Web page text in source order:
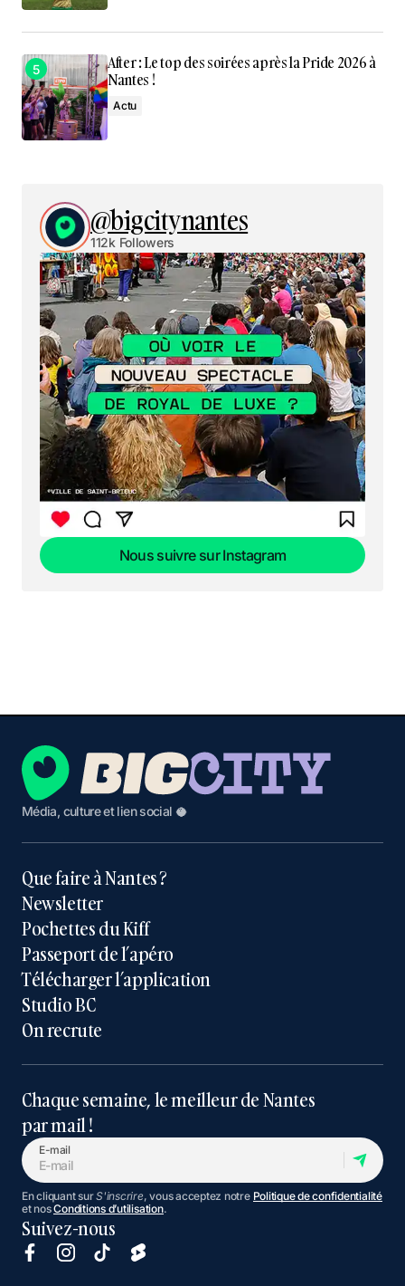
After : Le top des soirées après la Pride 2026 à
Nantes !
Actu
@bigcitynantes
112k Followers
Nous suivre sur Instagram
Média, culture et lien social 🥥
Que faire à Nantes ?
Newsletter
Pochettes du Kiff
Passeport de l’apéro
Télécharger l’application
Studio BC
On recrute
Chaque semaine, le meilleur de Nantes
par mail !
E-mail
En cliquant surS'inscrire, vous acceptez notre Politique de confidentialité
et nosConditions d’utilisation.
Suivez-nous